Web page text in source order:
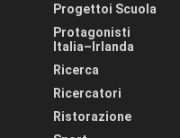
Progettoi Scuola
Protagonisti
Italia–Irlanda
Ricerca
Ricercatori
Ristorazione